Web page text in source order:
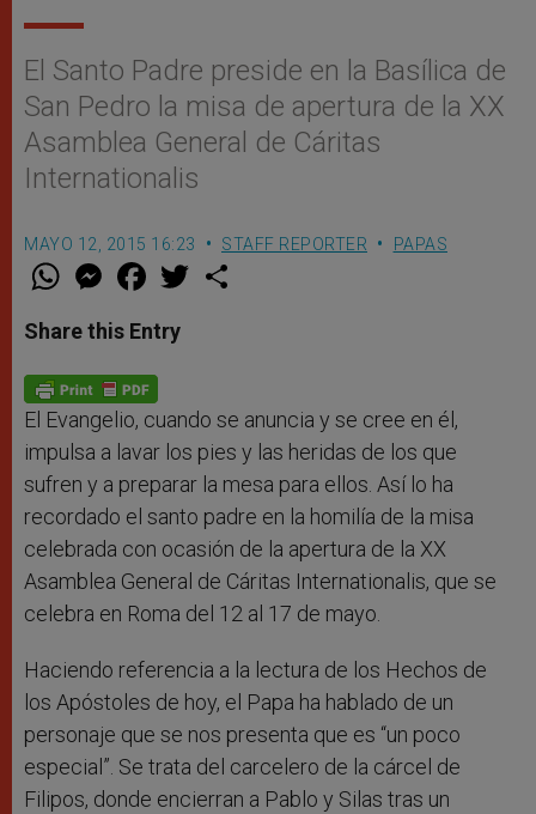
El Santo Padre preside en la Basílica de
San Pedro la misa de apertura de la XX
Asamblea General de Cáritas
Internationalis
MAYO 12, 2015 16:23 STAFF REPORTER PAPAS
W
t
s
p
p
M
e
s
e
g
e
r
F
a
e
b
o
k
w
Share this Entry
El Evangelio, cuando se anuncia y se cree en él,
impulsa a lavar los pies y las heridas de los que
sufren y a preparar la mesa para ellos. Así lo ha
recordado el santo padre en la homilía de la misa
celebrada con ocasión de la apertura de la XX
Asamblea General de Cáritas Internationalis, que se
celebra en Roma del 12 al 17 de mayo.
Haciendo referencia a la lectura de los Hechos de
los Apóstoles de hoy, el Papa ha hablado de un
personaje que se nos presenta que es “un poco
especial”. Se trata del carcelero de la cárcel de
Filipos, donde encierran a Pablo y Silas tras un